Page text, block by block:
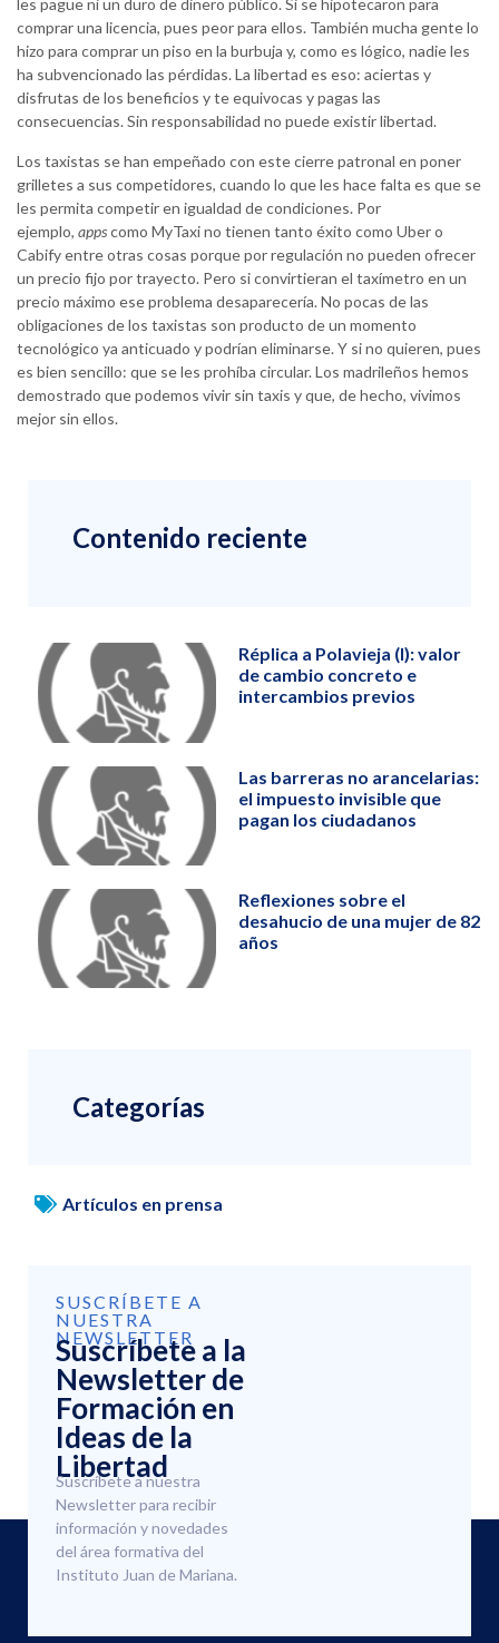
les pague ni un duro de dinero público. Si se hipotecaron para
comprar una licencia, pues peor para ellos. También mucha gente lo
hizo para comprar un piso en la burbuja y, como es lógico, nadie les
ha subvencionado las pérdidas. La libertad es eso: aciertas y
disfrutas de los beneficios y te equivocas y pagas las
consecuencias. Sin responsabilidad no puede existir libertad.
Los taxistas se han empeñado con este cierre patronal en poner
grilletes a sus competidores, cuando lo que les hace falta es que se
les permita competir en igualdad de condiciones. Por
ejemplo, appscomo MyTaxi no tienen tanto éxito como Uber o
Cabify entre otras cosas porque por regulación no pueden ofrecer
un precio fijo por trayecto. Pero si convirtieran el taxímetro en un
precio máximo ese problema desaparecería. No pocas de las
obligaciones de los taxistas son producto de un momento
tecnológico ya anticuado y podrían eliminarse. Y si no quieren, pues
es bien sencillo: que se les prohíba circular. Los madrileños hemos
demostrado que podemos vivir sin taxis y que, de hecho, vivimos
mejor sin ellos.
Contenido reciente
Réplica a Polavieja (I): valor
de cambio concreto e
intercambios previos
Las barreras no arancelarias:
el impuesto invisible que
pagan los ciudadanos
Reflexiones sobre el
desahucio de una mujer de 82
años
Categorías
Artículos en prensa
SUSCRÍBETE A
NUESTRA
NEWSLETTER
Suscríbete a la
Newsletter de
Formación en
Ideas de la
Libertad
Suscríbete a nuestra
Newsletter para recibir
información y novedades
del área formativa del
Instituto Juan de Mariana.